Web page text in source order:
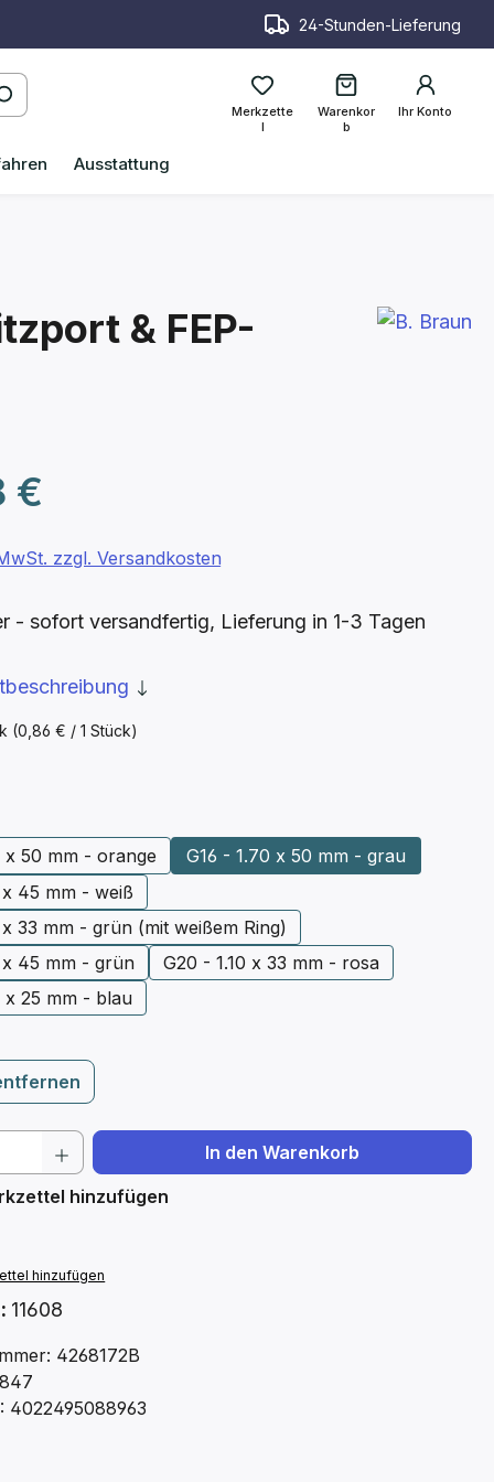
24-Stunden-Lieferung
Merkzette
l
Ihr Konto
Warenkor
b
Ausstattung
& FEP-
€
(0,86 € / 1 Stück)
zzgl. Versandkosten
- sofort versandfertig, Lieferung in 1-3 Tagen
x 50 mm - orange
G16 - 1.70 x 50 mm - grau
x 45 mm - weiß
x 33 mm - grün (mit weißem Ring)
x 45 mm - grün
G20 - 1.10 x 33 mm - rosa
x 25 mm - blau
Anzahl: Gib den gewünschten Wert
In den Warenkorb
hinzufügen
hinzufügen
11608
4268172B
4022495088963